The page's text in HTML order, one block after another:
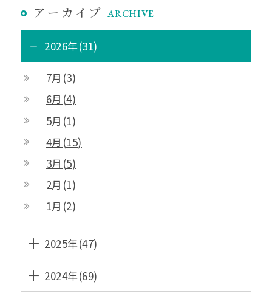
アーカイブ ARCHIVE
2026年(31)
7月(3)
6月(4)
5月(1)
4月(15)
3月(5)
2月(1)
1月(2)
2025年(47)
2024年(69)